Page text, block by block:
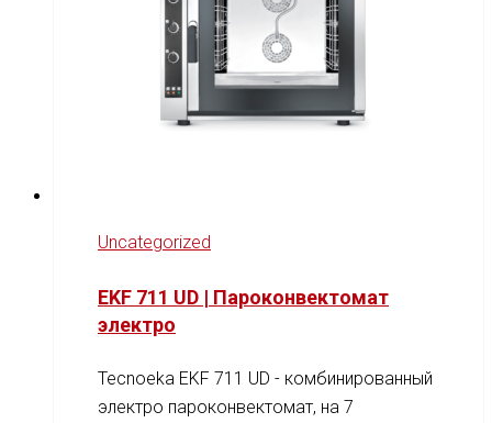
Uncategorized
EKF 711 UD | Пароконвектомат
электро
Tecnoeka EKF 711 UD - комбинированный
электро пароконвектомат, на 7